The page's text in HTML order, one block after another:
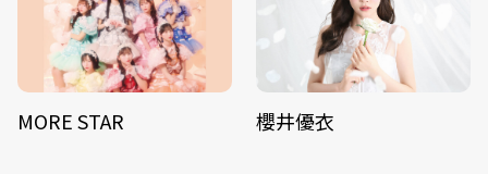
MORE STAR 櫻井優衣